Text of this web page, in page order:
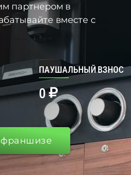
партнером в
вместе с
ПАУШАЛЬНЫЙ ВЗНОС
0